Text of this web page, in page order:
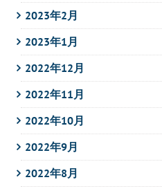
2023年2月
2023年1月
2022年12月
2022年11月
2022年10月
2022年9月
2022年8月